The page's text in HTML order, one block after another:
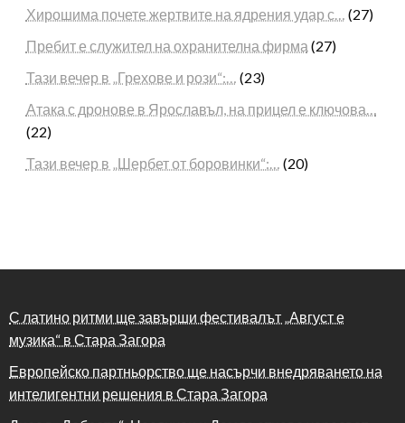
Хирошима почете жертвите на ядрения удар с… (27)
Пребит е служител на охранителна фирма (27)
Тази вечер в „Грехове и рози“:… (23)
Атака с дронове в Ярославъл, на прицел е ключова…
(22)
Тази вечер в „Шербет от боровинки“:… (20)
С латино ритми ще завърши фестивалът „Август е
музика“ в Стара Загора
Европейско партньорство ще насърчи внедряването на
интелигентни решения в Стара Загора